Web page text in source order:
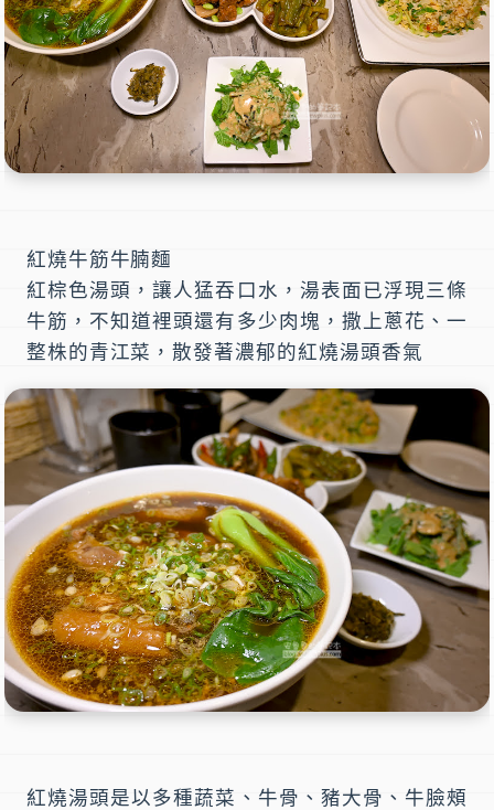
紅燒牛筋牛腩麵
紅棕色湯頭，讓人猛吞口水，湯表面已浮現三條
牛筋，不知道裡頭還有多少肉塊，撒上蔥花、一
整株的青江菜，散發著濃郁的紅燒湯頭香氣
紅燒湯頭是以多種蔬菜、牛骨、豬大骨、牛臉頰